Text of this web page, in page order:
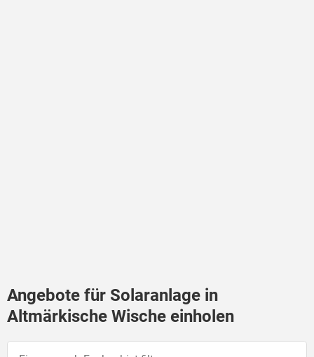
Angebote für Solaranlage in
Altmärkische Wische einholen